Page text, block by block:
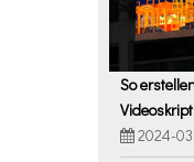
So
2024-